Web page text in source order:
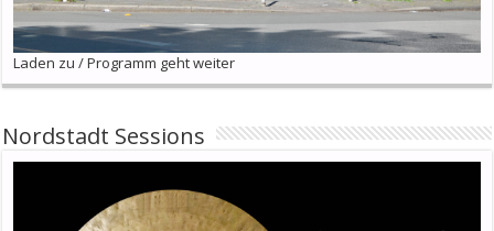
Laden zu / Programm geht weiter
Nordstadt Sessions